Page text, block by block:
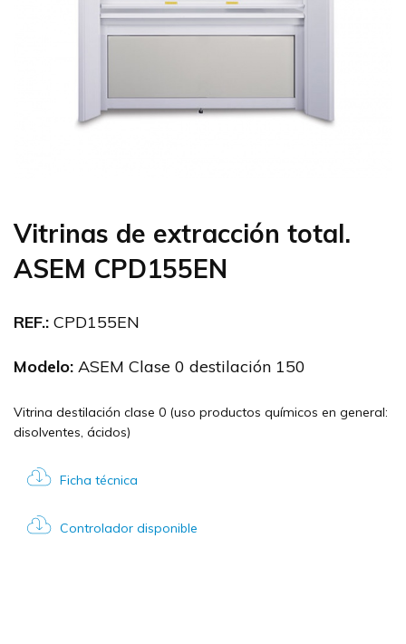
Vitrinas de extracción total.
ASEM CPD155EN
REF.: CPD155EN
Modelo: ASEM Clase 0 destilación 150
Vitrina destilación clase 0 (uso productos químicos en general:
disolventes, ácidos)
Ficha técnica
Controlador disponible